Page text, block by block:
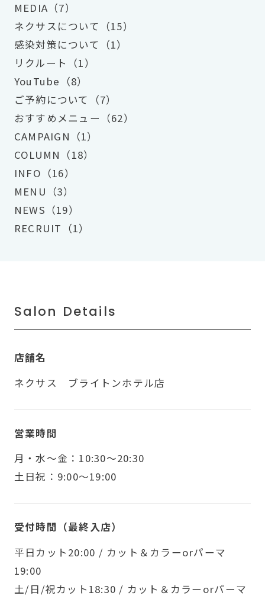
MEDIA（7）
ネクサスについて（15）
感染対策について（1）
リクルート（1）
YouTube（8）
ご予約について（7）
おすすめメニュー（62）
CAMPAIGN（1）
COLUMN（18）
INFO（16）
MENU（3）
NEWS（19）
RECRUIT（1）
Salon Details
店舗名
ネクサス ブライトンホテル店
営業時間
月・水〜金：10:30～20:30
土日祝：9:00～19:00
受付時間（最終入店）
平日カット20:00 / カット＆カラーorパーマ
19:00
土/日/祝カット18:30 / カット＆カラーorパーマ